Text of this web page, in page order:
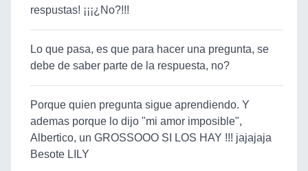
respustas! ¡¡¡¿No?!!!
Lo que pasa, es que para hacer una pregunta, se
debe de saber parte de la respuesta, no?
Porque quien pregunta sigue aprendiendo. Y
ademas porque lo dijo "mi amor imposible",
Albertico, un GROSSOOO SI LOS HAY !!! jajajaja
Besote LILY